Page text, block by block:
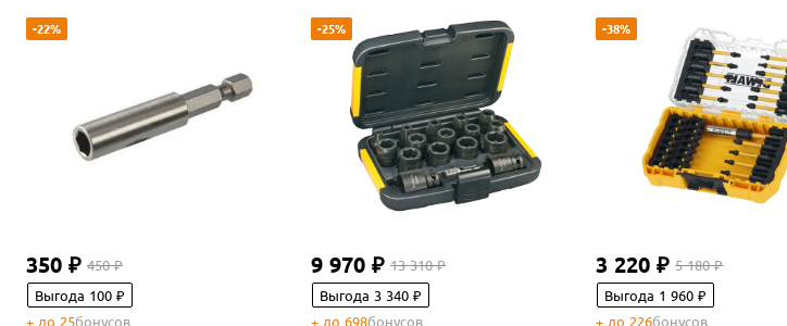
-22%
350 ₽ 450 ₽
Выгода 100 ₽
+ до 25бонусов
-25%
9 970 ₽ 13 310 ₽
Выгода 3 340 ₽
+ до 698бонусов
-38%
3 220 ₽ 5 180 ₽
Выгода 1 960 ₽
+ до 226бонусов